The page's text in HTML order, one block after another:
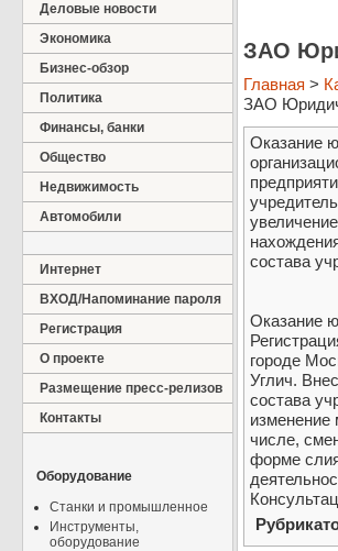
Деловые новости
Экономика
Бизнес-обзор
Политика
Финансы, банки
Общество
Недвижимость
Автомобили
Интернет
ВХОД/Напоминание пароля
Регистрация
О проекте
Размещение пресс-релизов
Контакты
Оборудование
Станки и промышленное
Инструменты,
оборудование
ЗАО
Главная >
ЗАО
Оказание
состава
Оказание
городе
Углич.
состава
изменение
числе,
форме